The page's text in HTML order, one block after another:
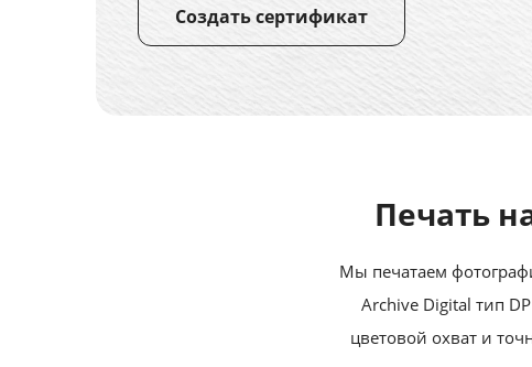
Создать сертификат
Печать
Мы печатаем
Archive Digital тип
цветовой охват и